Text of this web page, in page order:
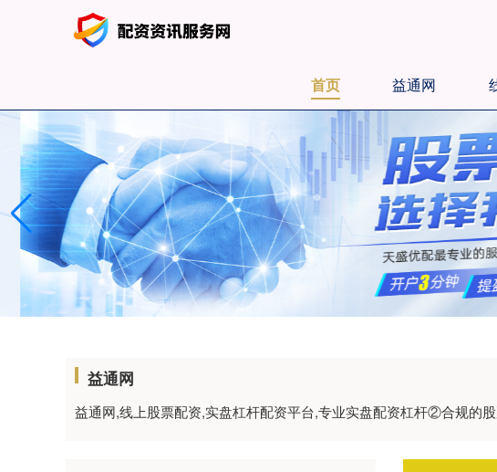
首页 益通网
益通网
益通网,线上股票配资,实盘杠杆配资平台,专业实盘配资杠杆②合规的